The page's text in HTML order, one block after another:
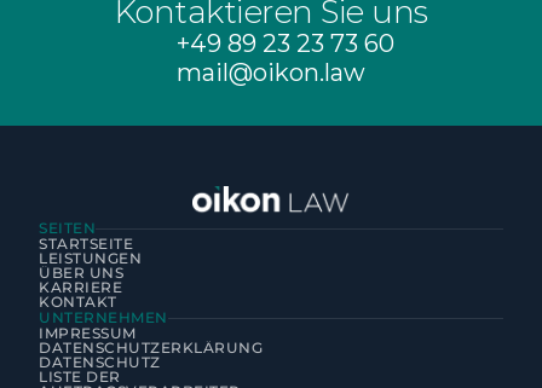
Kontaktieren Sie uns
+49 89 23 23 73 60
mail@oikon.law
SEITEN
STARTSEITE
LEISTUNGEN
ÜBER UNS
KARRIERE
KONTAKT
UNTERNEHMEN
IMPRESSUM
DATENSCHUTZERKLÄRUNG
DATENSCHUTZ
LISTE DER